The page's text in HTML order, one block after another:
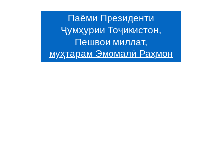
Паёми Президенти
Ҷумҳурии Тоҷикистон,
Пешвои миллат,
муҳтарам Эмомалӣ Раҳмон